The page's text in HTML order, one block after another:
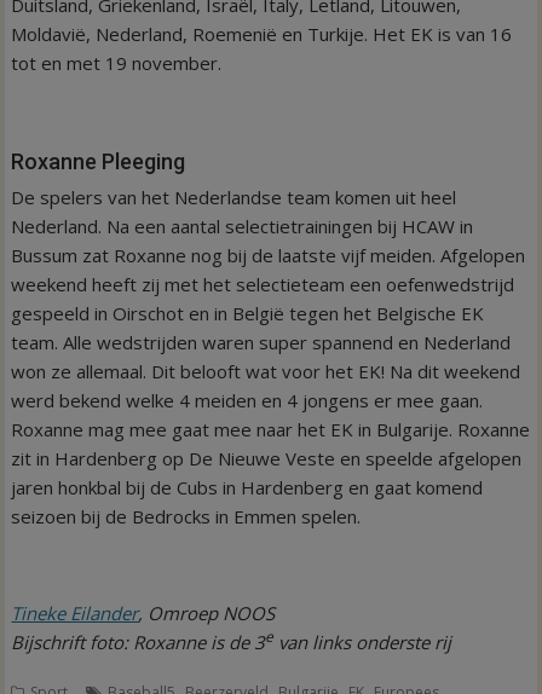
Moldavië, Nederland, Roemenië en Turkije. Het EK is van 16
tot en met 19 november.
Roxanne Pleeging
De spelers van het Nederlandse team komen uit heel
Nederland. Na een aantal selectietrainingen bij HCAW in
Bussum zat Roxanne nog bij de laatste vijf meiden. Afgelopen
weekend heeft zij met het selectieteam een oefenwedstrijd
gespeeld in Oirschot en in België tegen het Belgische EK
team. Alle wedstrijden waren super spannend en Nederland
won ze allemaal. Dit belooft wat voor het EK! Na dit weekend
werd bekend welke 4 meiden en 4 jongens er mee gaan.
Roxanne mag mee gaat mee naar het EK in Bulgarije. Roxanne
zit in Hardenberg op De Nieuwe Veste en speelde afgelopen
jaren honkbal bij de Cubs in Hardenberg en gaat komend
seizoen bij de Bedrocks in Emmen spelen.
Tineke Eilander, Omroep NOOS
Bijschrift foto: Roxanne is de 3e van links onderste rij